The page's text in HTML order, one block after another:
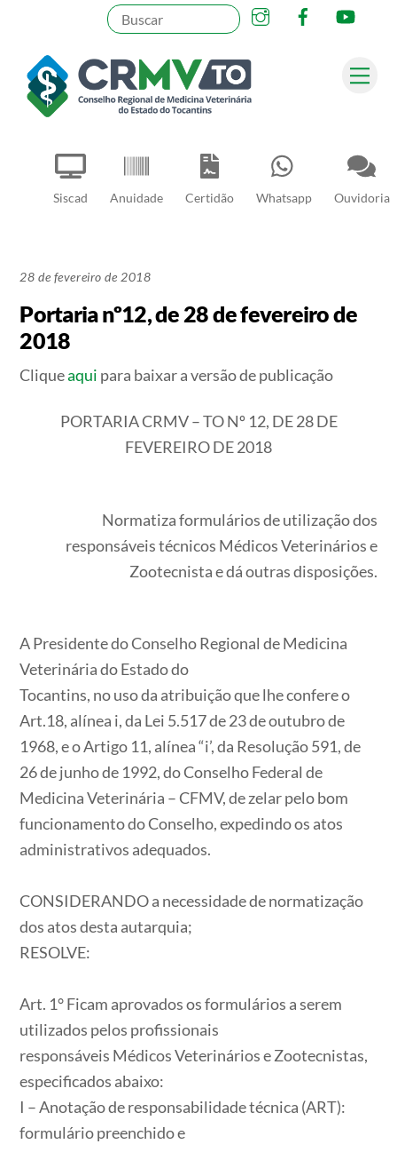
content
Siscad Anuidade Certidão Whatsapp Ouvidoria
InstagramFacebook
Pesquisar
28 de fevereiro de 2018
Portaria nº12, de 28 de fevereiro de
2018
Cliqueaqui para baixar a versão de publicação
PORTARIA CRMV – TO Nº 12, DE 28 DE
FEVEREIRO DE 2018
Normatiza formulários de utilização dos
responsáveis técnicos Médicos Veterinários e
Zootecnista e dá outras disposições.
A Presidente do Conselho Regional de Medicina
Veterinária do Estado do
Tocantins, no uso da atribuição que lhe confere o
Art.18, alínea i, da Lei 5.517 de 23 de outubro de
1968, e o Artigo 11, alínea “i’, da Resolução 591, de
26 de junho de 1992, do Conselho Federal de
Medicina Veterinária – CFMV, de zelar pelo bom
funcionamento do Conselho, expedindo os atos
administrativos adequados.
CONSIDERANDO a necessidade de normatização
dos atos desta autarquia;
RESOLVE:
Art. 1° Ficam aprovados os formulários a serem
utilizados pelos profissionais
responsáveis Médicos Veterinários e Zootecnistas,
especificados abaixo:
I – Anotação de responsabilidade técnica (ART):
formulário preenchido e